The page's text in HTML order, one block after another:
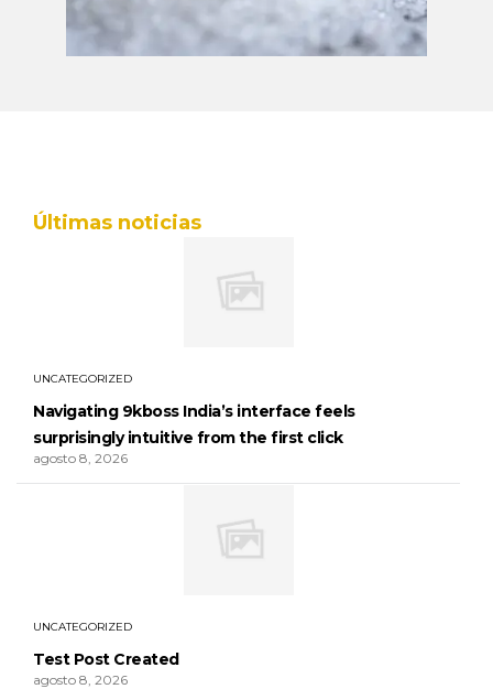
Últimas noticias
UNCATEGORIZED
Navigating 9kboss India’s interface feels
surprisingly intuitive from the first click
agosto 8, 2026
UNCATEGORIZED
Test Post Created
agosto 8, 2026